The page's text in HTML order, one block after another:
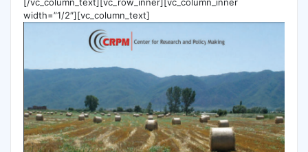
[/vc_column_text][vc_row_inner][vc_column_inner
width=”1/2″][vc_column_text]